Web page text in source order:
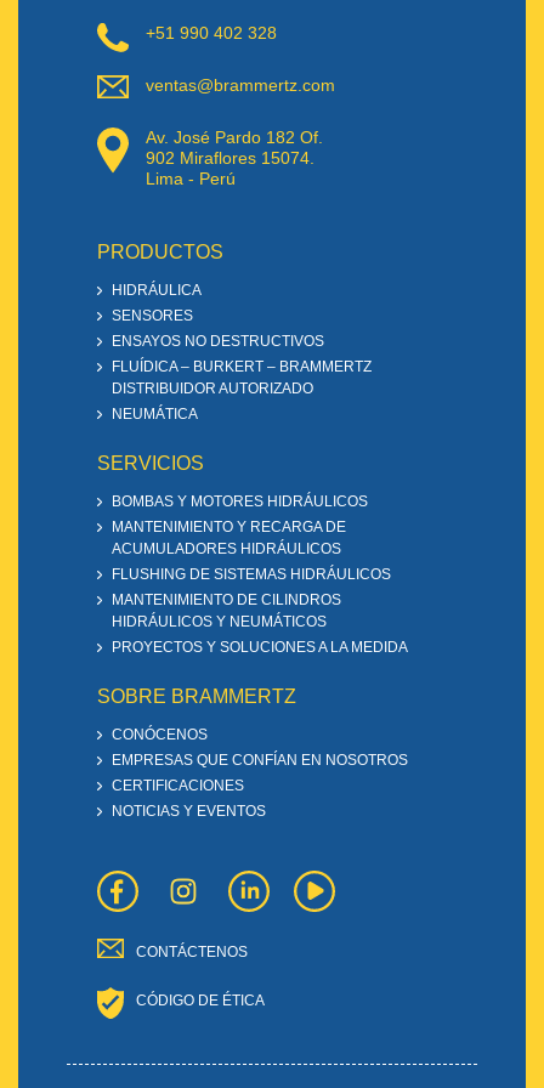
+51 990 402 328
ventas@brammertz.com
Av. José Pardo 182 Of.
902 Miraflores 15074.
Lima - Perú
PRODUCTOS
HIDRÁULICA
SENSORES
ENSAYOS NO DESTRUCTIVOS
FLUÍDICA – BURKERT – BRAMMERTZ
DISTRIBUIDOR AUTORIZADO
NEUMÁTICA
SERVICIOS
BOMBAS Y MOTORES HIDRÁULICOS
MANTENIMIENTO Y RECARGA DE
ACUMULADORES HIDRÁULICOS
FLUSHING DE SISTEMAS HIDRÁULICOS
MANTENIMIENTO DE CILINDROS
HIDRÁULICOS Y NEUMÁTICOS
PROYECTOS Y SOLUCIONES A LA MEDIDA
SOBRE BRAMMERTZ
CONÓCENOS
EMPRESAS QUE CONFÍAN EN NOSOTROS
CERTIFICACIONES
NOTICIAS Y EVENTOS
CONTÁCTENOS
CÓDIGO DE ÉTICA